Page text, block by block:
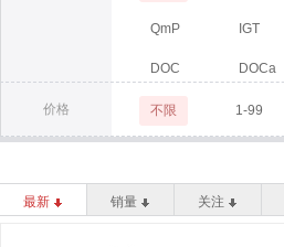
QmP IGT
DOC DOCa
价格 不限 1-99
最新 销量 关注